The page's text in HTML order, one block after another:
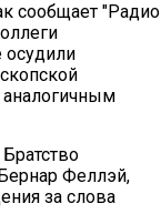
сообщает "Радио
осудили
Феллэй,
за слова